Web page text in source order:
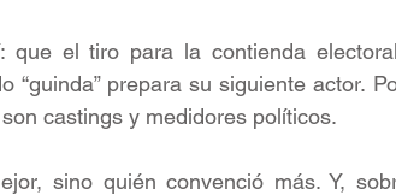
que el tiro para la contienda
“guinda” prepara su siguiente actor.
castings y medidores políticos.
sino quién convenció más. Y,